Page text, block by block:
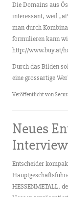
Die Domains aus
interessant, weil
man durch
formulieren kann
http://www.buy.at/
Durch das Bilden
eine grossartige
Veröffentlicht von
Neues
Interview
Entscheider
HESSENMETALL,